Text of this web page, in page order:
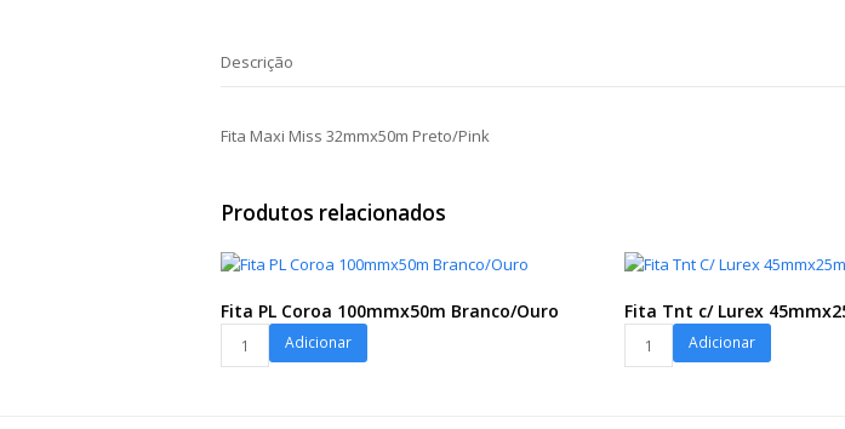
Descrição
Fita Maxi Miss 32mmx50m Preto/Pink
Produtos relacionados
Fita PL Coroa 100mmx50m Branco/Ouro
Fita
PL
Adicionar
Fita Tnt c/ Lurex
Fita
Tnt
Adicionar